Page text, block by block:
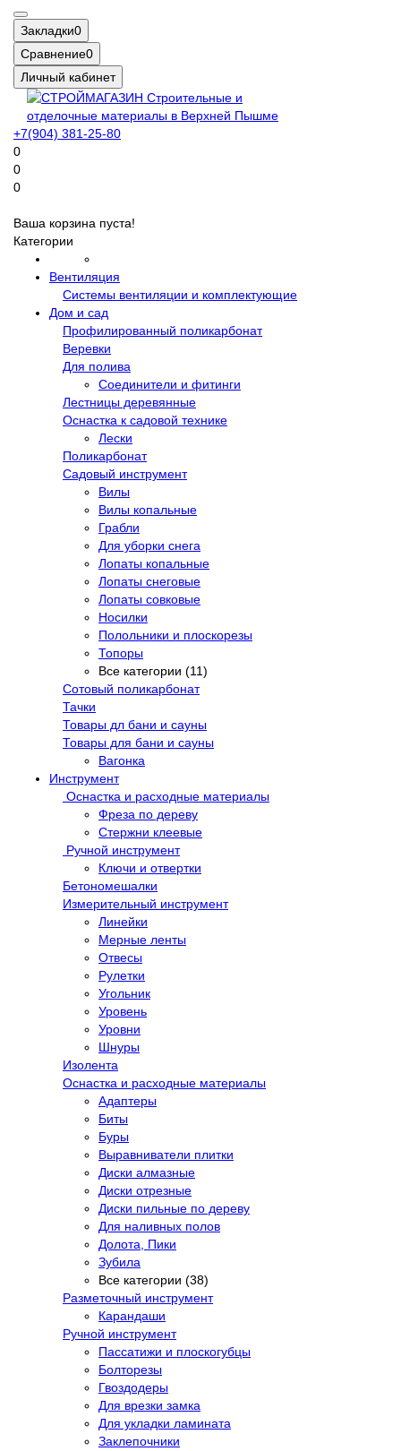
Закладки0
Сравнение0
Личный кабинет
+7(904) 381-25-80
0
0
0
Ваша корзина пуста!
Категории
Вентиляция
Системы вентиляции и комплектующие
Дом и сад
Профилированный поликарбонат
Веревки
Для полива
Соединители и фитинги
Лестницы деревянные
Оснастка к садовой технике
Лески
Поликарбонат
Садовый инструмент
Вилы
Вилы копальные
Грабли
Для уборки снега
Лопаты копальные
Лопаты снеговые
Лопаты совковые
Носилки
Полольники и плоскорезы
Топоры
Все категории (11)
Сотовый поликарбонат
Тачки
Товары дл бани и сауны
Товары для бани и сауны
Вагонка
Инструмент
Оснастка и расходные материалы
Фреза по дереву
Стержни клеевые
Ручной инструмент
Ключи и отвертки
Бетономешалки
Измерительный инструмент
Линейки
Мерные ленты
Отвесы
Рулетки
Угольник
Уровень
Уровни
Шнуры
Изолента
Оснастка и расходные материалы
Адаптеры
Биты
Буры
Выравниватели плитки
Диски алмазные
Диски отрезные
Диски пильные по дереву
Для наливных полов
Долота, Пики
Зубила
Все категории (38)
Разметочный инструмент
Карандаши
Ручной инструмент
Пассатижи и плоскогубцы
Болторезы
Гвоздодеры
Для врезки замка
Для укладки ламината
Заклепочники